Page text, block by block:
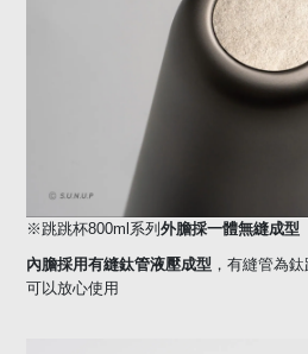
※跳跳杯800ml系列外膽採一體無縫成型
內膽採用有縫鈦管液壓成型 ，有縫管為
可以放心使用